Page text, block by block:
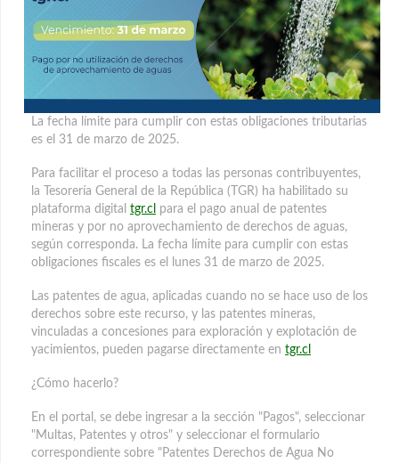
La fecha límite para cumplir con estas obligaciones tributarias
es el 31 de marzo de 2025.
Para facilitar el proceso a todas las personas contribuyentes,
la Tesorería General de la República (TGR) ha habilitado su
plataforma digital tgr.cl para el pago anual de patentes
mineras y por no aprovechamiento de derechos de aguas,
según corresponda. La fecha límite para cumplir con estas
obligaciones fiscales es el lunes 31 de marzo de 2025.
Las patentes de agua, aplicadas cuando no se hace uso de los
derechos sobre este recurso, y las patentes mineras,
vinculadas a concesiones para exploración y explotación de
yacimientos, pueden pagarse directamente en tgr.cl
¿Cómo hacerlo?
En el portal, se debe ingresar a la sección "Pagos", seleccionar
"Multas, Patentes y otros" y seleccionar el formulario
correspondiente sobre "Patentes Derechos de Agua No